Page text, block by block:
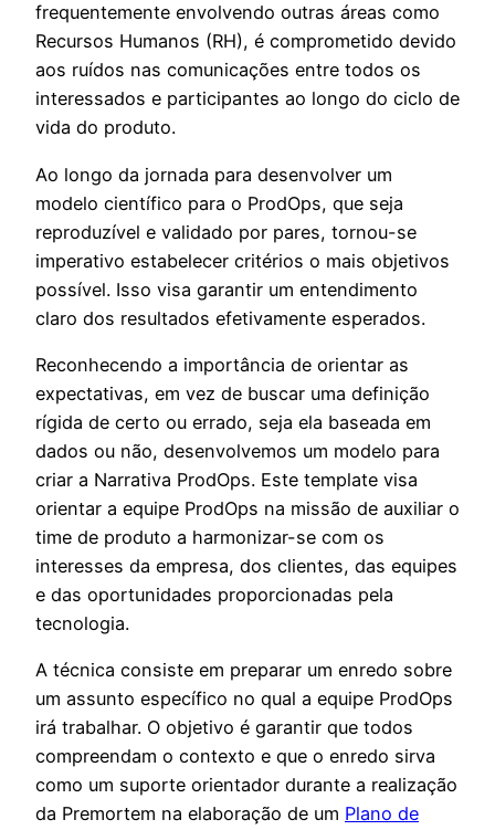
frequentemente envolvendo outras áreas como
Recursos Humanos (RH), é comprometido devido
aos ruídos nas comunicações entre todos os
interessados e participantes ao longo do ciclo de
vida do produto.
Ao longo da jornada para desenvolver um
modelo científico para o ProdOps, que seja
reproduzível e validado por pares, tornou-se
imperativo estabelecer critérios o mais objetivos
possível. Isso visa garantir um entendimento
claro dos resultados efetivamente esperados.
Reconhecendo a importância de orientar as
expectativas, em vez de buscar uma definição
rígida de certo ou errado, seja ela baseada em
dados ou não, desenvolvemos um modelo para
criar a Narrativa ProdOps. Este template visa
orientar a equipe ProdOps na missão de auxiliar o
time de produto a harmonizar-se com os
interesses da empresa, dos clientes, das equipes
e das oportunidades proporcionadas pela
tecnologia.
A técnica consiste em preparar um enredo sobre
um assunto específico no qual a equipe ProdOps
irá trabalhar. O objetivo é garantir que todos
compreendam o contexto e que o enredo sirva
como um suporte orientador durante a realização
da Premortem na elaboração de um Plano de